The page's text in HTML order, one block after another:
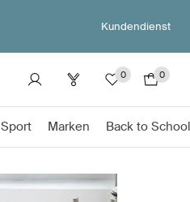
Kundendienst
0 0
Sport Marken Back to School